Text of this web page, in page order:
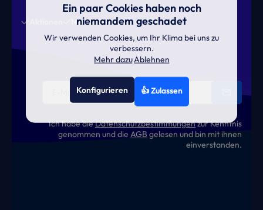
News Termine
Ich habe dieDatenschutzbestimmungenzur Kenntnis
genommen und die AGB gelesen und bin mit ihnen
einverstanden.
Ein paar Cookies haben noch
niemandem geschadet
Wir verwenden Cookies, um Ihr Klima bei uns zu
verbessern.
Mehr dazuAblehnen
Konfigurieren 👍 Zulassen